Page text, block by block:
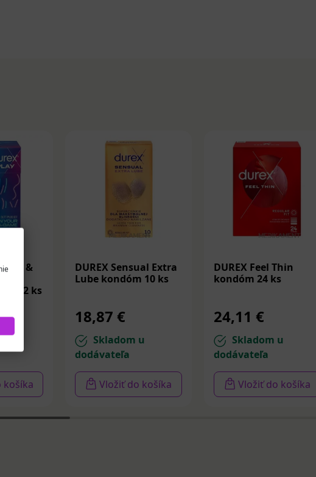
&
2 ks
košíka
DUREX Sensual Extra
Lube kondóm 10 ks
18,87 €
Skladom u
dodávateľa
Vložiť do košíka
DUREX Feel Thin
kondóm 24 ks
24,11 €
Skladom u
dodávateľa
Vložiť do košíka